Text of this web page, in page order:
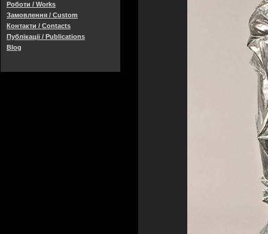
Роботи / Works
Замовлення / Custom
Контакти / Contacts
Публікації / Publications
Blog